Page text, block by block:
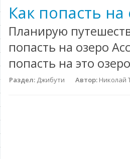
Как попасть на
Планирую
попасть на озеро
попасть на это
Раздел: Джибути Автор: Николай